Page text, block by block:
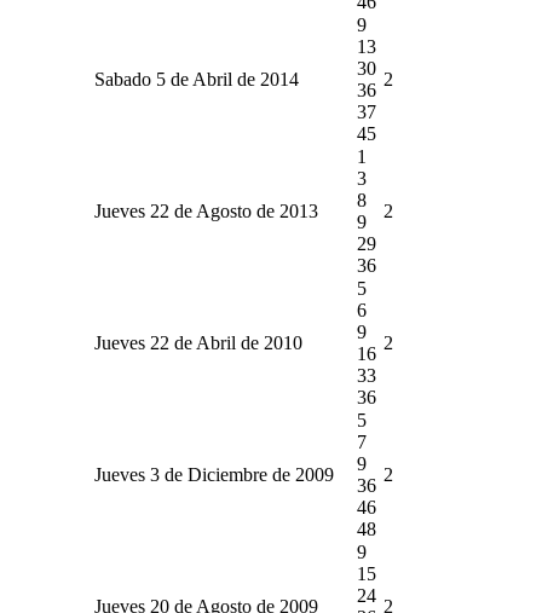
Sabado 5 de Abril de 2014
9
13
30
36
37
45
2
Jueves 22 de Agosto de 2013
1
3
8
9
29
36
2
Jueves 22 de Abril de 2010
5
6
9
16
33
36
2
Jueves 3 de Diciembre de 2009
5
7
9
36
46
48
2
Jueves 20 de Agosto de 2009
9
15
24
2